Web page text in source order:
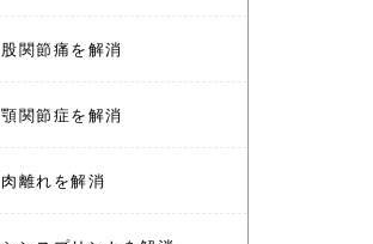
股関節痛を解消
顎関節症を解消
肉離れを解消